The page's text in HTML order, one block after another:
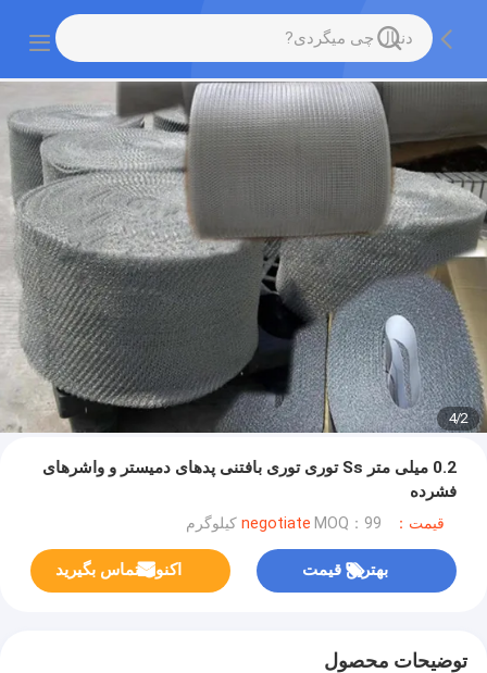
2
/
4
0.2 میلی متر Ss توری توری بافتنی پدهای دمیستر و واشرهای
فشرده
قیمت：negotiate MOQ：99 کیلوگرم
بهترین قیمت اکنون تماس بگیرید
توضیحات محصول